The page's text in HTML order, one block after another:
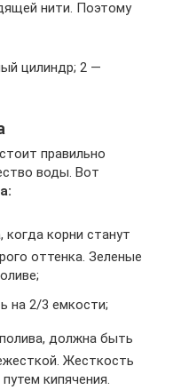
нити. Поэтому
цилиндр; 2 —
правильно
воды. Вот
корни станут
оттенка. Зеленые
на 2/3 емкости;
должна быть
Жесткость
кипячения.